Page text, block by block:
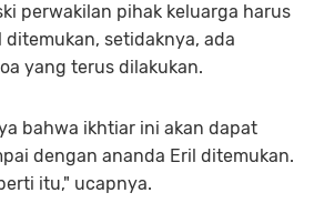
perwakilan pihak keluarga harus
setidaknya, ada
yang terus dilakukan.
bahwa ikhtiar ini akan dapat
dengan ananda Eril ditemukan.
itu," ucapnya.